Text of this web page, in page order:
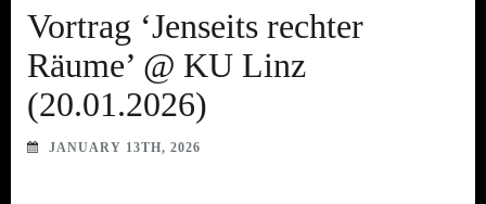
Vortrag ‘Jenseits rechter
Räume’ @ KU Linz
(20.01.2026)
JANUARY 13TH, 2026